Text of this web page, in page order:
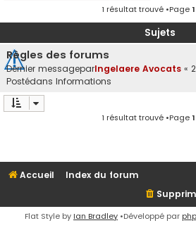
1 résultat trouvé •Page1
Sujets
Règles des forums
Dernier messageparIngelaere Avocats «
Postédans Informations
1 résultat trouvé •Page1
Accueil
Index du forum
Flat Style by Ian Bradley •Développé par